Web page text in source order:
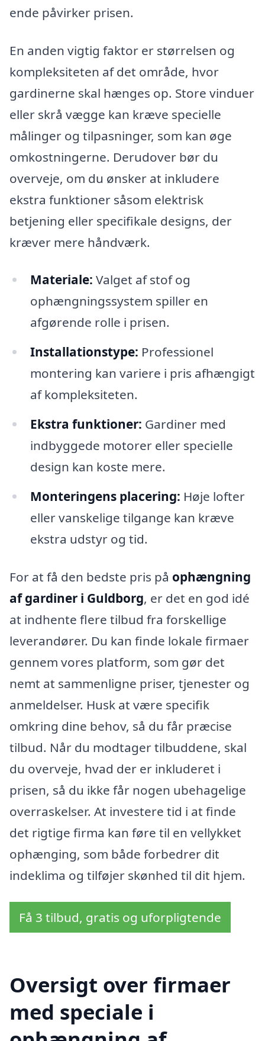
ende påvirker prisen.
En anden vigtig faktor er størrelsen og
kompleksiteten af det område, hvor
gardinerne skal hænges op. Store vinduer
eller skrå vægge kan kræve specielle
målinger og tilpasninger, som kan øge
omkostningerne. Derudover bør du
overveje, om du ønsker at inkludere
ekstra funktioner såsom elektrisk
betjening eller specifikale designs, der
kræver mere håndværk.
Materiale: Valget af stof og
ophængningssystem spiller en
afgørende rolle i prisen.
Installationstype: Professionel
montering kan variere i pris afhængigt
af kompleksiteten.
Ekstra funktioner: Gardiner med
indbyggede motorer eller specielle
design kan koste mere.
Monteringens placering: Høje lofter
eller vanskelige tilgange kan kræve
ekstra udstyr og tid.
For at få den bedste pris på ophængning
af gardiner i Guldborg, er det en god idé
at indhente flere tilbud fra forskellige
leverandører. Du kan finde lokale firmaer
gennem vores platform, som gør det
nemt at sammenligne priser, tjenester og
anmeldelser. Husk at være specifik
omkring dine behov, så du får præcise
tilbud. Når du modtager tilbuddene, skal
du overveje, hvad der er inkluderet i
prisen, så du ikke får nogen ubehagelige
overraskelser. At investere tid i at finde
det rigtige firma kan føre til en vellykket
ophænging, som både forbedrer dit
indeklima og tilføjer skønhed til dit hjem.
Få 3 tilbud, gratis og uforpligtende
Oversigt over firmaer
med speciale i